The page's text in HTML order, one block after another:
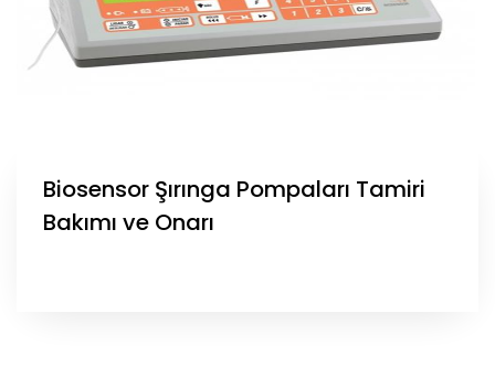
Biosensor Şırınga Pompaları Tamiri
Bakımı ve Onarı